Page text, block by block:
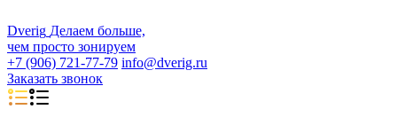
Dverig Делаем больше,
чем просто зонируем
+7 (906) 721-77-79 info@dverig.ru
Заказать звонок